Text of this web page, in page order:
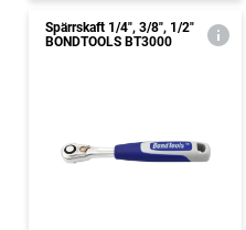
Spärrskaft 1/4", 3/8", 1/2"
BONDTOOLS BT3000